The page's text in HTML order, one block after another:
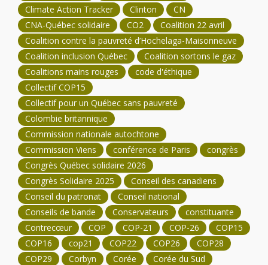
Climate Action Tracker
Clinton
CN
CNA-Québec solidaire
CO2
Coalition 22 avril
Coalition contre la pauvreté d’Hochelaga-Maisonneuve
Coalition inclusion Québec
Coalition sortons le gaz
Coalitions mains rouges
code d'éthique
Collectif COP15
Collectif pour un Québec sans pauvreté
Colombie britannique
Commission nationale autochtone
Commission Viens
conférence de Paris
congrès
Congrès Québec solidaire 2026
Congrès Solidaire 2025
Conseil des canadiens
Conseil du patronat
Conseil national
Conseils de bande
Conservateurs
constituante
Contrecœur
COP COP-21 COP-26
COP15
COP16
cop21 COP22 COP26
COP28
COP29
Corbyn Corée
Corée du Sud